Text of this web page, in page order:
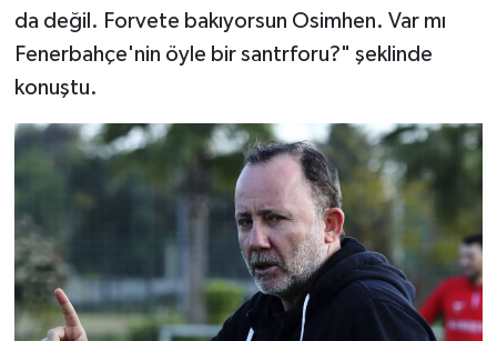
da değil. Forvete bakıyorsun Osimhen. Var mı
Fenerbahçe'nin öyle bir santrforu?" şeklinde
konuştu.